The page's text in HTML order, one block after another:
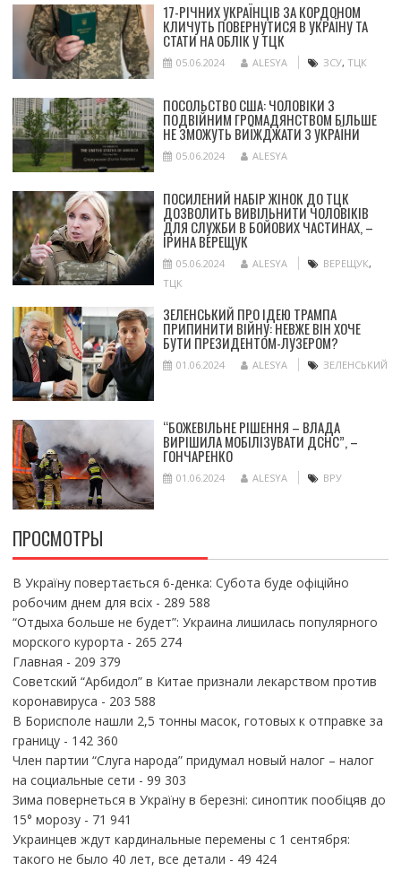
17-РІЧНИХ УКРАЇНЦІВ ЗА КОРДОНОМ
КЛИЧУТЬ ПОВЕРНУТИСЯ В УКРАЇНУ ТА
СТАТИ НА ОБЛІК У ТЦК
05.06.2024 ALESYA ЗСУ, ТЦК
ПОСОЛЬСТВО США: ЧОЛОВІКИ З
ПОДВІЙНИМ ГРОМАДЯНСТВОМ БІЛЬШЕ
НЕ ЗМОЖУТЬ ВИЇЖДЖАТИ З УКРАЇНИ
05.06.2024 ALESYA
ПОСИЛЕНИЙ НАБІР ЖІНОК ДО ТЦК
ДОЗВОЛИТЬ ВИВІЛЬНИТИ ЧОЛОВІКІВ
ДЛЯ СЛУЖБИ В БОЙОВИХ ЧАСТИНАХ, –
ІРИНА ВЕРЕЩУК
05.06.2024 ALESYA ВЕРЕЩУК,
ТЦК
ЗЕЛЕНСЬКИЙ ПРО ІДЕЮ ТРАМПА
ПРИПИНИТИ ВІЙНУ: НЕВЖЕ ВІН ХОЧЕ
БУТИ ПРЕЗИДЕНТОМ-ЛУЗЕРОМ?
01.06.2024 ALESYA ЗЕЛЕНСЬКИЙ
“БОЖЕВІЛЬНЕ РІШЕННЯ – ВЛАДА
ВИРІШИЛА МОБІЛІЗУВАТИ ДСНС”, –
ГОНЧАРЕНКО
01.06.2024 ALESYA ВРУ
ПРОСМОТРЫ
В Україну повертається 6-денка: Субота буде офіційно
робочим днем для всіх- 289 588
“Отдыха больше не будет”: Украина лишилась популярного
морского курорта - 265 274
Главная - 209 379
Советский “Арбидол” в Китае признали лекарством против
коронавируса - 203 588
В Борисполе нашли 2,5 тонны масок, готовых к отправке за
границу- 142 360
Член партии “Слуга народа” придумал новый налог – налог
на социальные сети - 99 303
Зима повернеться в Україну в березні: синоптик пообіцяв до
15° морозу- 71 941
Украинцев ждут кардинальные перемены с 1 сентября:
такого не было 40 лет, все детали - 49 424